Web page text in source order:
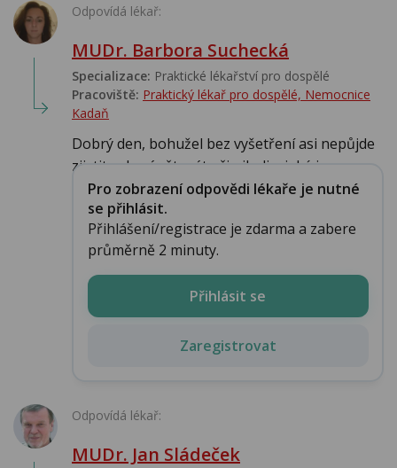
Odpovídá lékař:
MUDr. Barbora Suchecká
Specializace: Praktické lékařství pro dospělé
Pracoviště: Praktický lékař pro dospělé, Nemocnice
Kadaň
Dobrý den, bohužel bez vyšetření asi nepůjde
zjistit, zda zánět máte či nikoli a jaké je ...
Pro zobrazení odpovědi lékaře je nutné
se přihlásit.
Přihlášení/registrace je zdarma a zabere
průměrně 2 minuty.
Přihlásit se
Zaregistrovat
Odpovídá lékař:
MUDr. Jan Sládeček